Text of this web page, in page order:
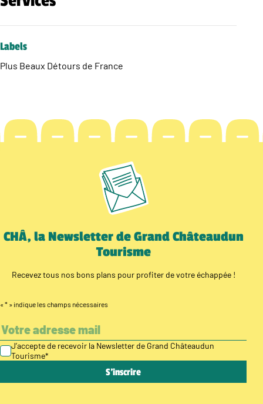
Labels
Plus Beaux Détours de France
CHÂ, la Newsletter de Grand Châteaudun
Tourisme
Recevez tous nos bons plans pour profiter de votre échappée !
« * » indique les champs nécessaires
J’accepte de recevoir la Newsletter de Grand Châteaudun
Tourisme*